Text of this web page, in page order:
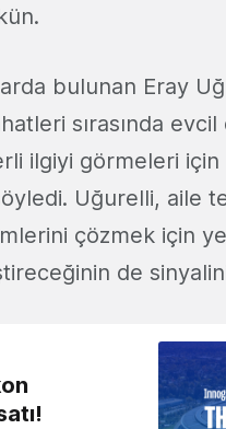
bulunan Eray
sırasında evcil
ilgiyi görmeleri
Uğurelli, aile
çözmek için
de